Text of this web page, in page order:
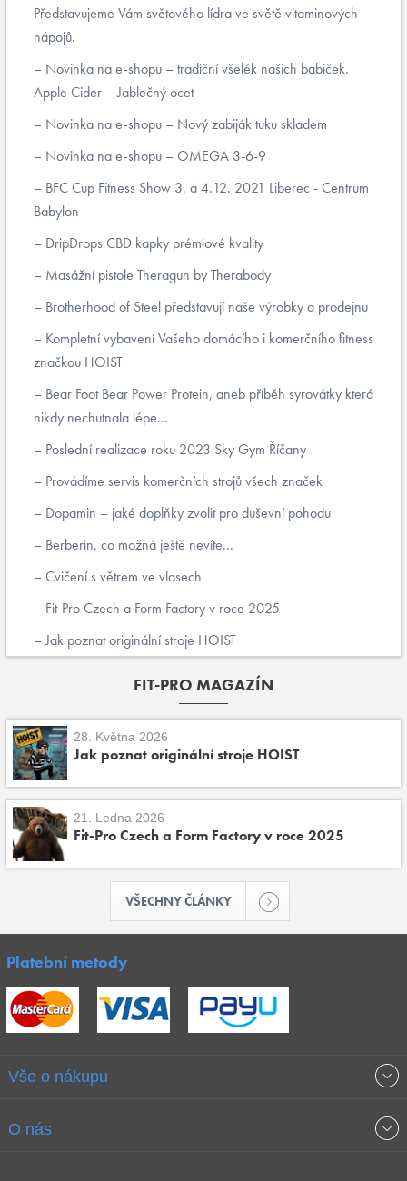
Představujeme Vám světového lídra ve světě vitaminových
nápojů.
Novinka na e-shopu – tradiční všelék našich babiček.
Apple Cider – Jablečný ocet
Novinka na e-shopu – Nový zabiják tuku skladem
Novinka na e-shopu – OMEGA 3-6-9
BFC Cup Fitness Show 3. a 4.12. 2021 Liberec - Centrum
Babylon
DripDrops CBD kapky prémiové kvality
Masážní pistole Theragun by Therabody
Brotherhood of Steel představují naše výrobky a prodejnu
Kompletní vybavení Vašeho domácího i komerčního fitness
značkou HOIST
Bear Foot Bear Power Protein, aneb příběh syrovátky která
nikdy nechutnala lépe...
Poslední realizace roku 2023 Sky Gym Říčany
Provádíme servis komerčních strojů všech značek
Dopamin – jaké doplňky zvolit pro duševní pohodu
Berberin, co možná ještě nevíte...
Cvičení s větrem ve vlasech
Fit-Pro Czech a Form Factory v roce 2025
Jak poznat originální stroje HOIST
FIT-PRO MAGAZÍN
28. Května 2026
Jak poznat originální stroje HOIST
21. Ledna 2026
Fit-Pro Czech a Form Factory v roce 2025
VŠECHNY ČLÁNKY
Platební metody
Vše o nákupu
Obchodní podmínky
O nás